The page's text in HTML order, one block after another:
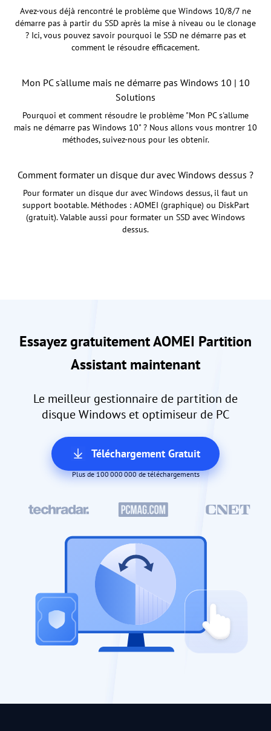
Avez-vous déjà rencontré le problème que Windows 10/8/7 ne
démarre pas à partir du SSD après la mise à niveau ou le clonage
? Ici, vous pouvez savoir pourquoi le SSD ne démarre pas et
comment le résoudre efficacement.
Mon PC s'allume mais ne démarre pas Windows 10 | 10
Solutions
Pourquoi et comment résoudre le problème "Mon PC s'allume
mais ne démarre pas Windows 10" ? Nous allons vous montrer 10
méthodes, suivez-nous pour les obtenir.
Comment formater un disque dur avec Windows dessus ?
Pour formater un disque dur avec Windows dessus, il faut un
support bootable. Méthodes : AOMEI (graphique) ou DiskPart
(gratuit). Valable aussi pour formater un SSD avec Windows
dessus.
Essayez gratuitement AOMEI Partition
Assistant maintenant
Le meilleur gestionnaire de partition de
disque Windows et optimiseur de PC
Téléchargement Gratuit
Plus de 100 000 000 de téléchargements